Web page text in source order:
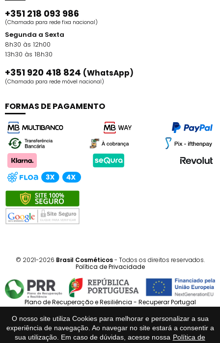
O nosso site utiliza Cookies para melhorar e personalizar a sua
experiência de navegação. Ao navegar no site estará a consentir a
sua utilização. Em caso de dúvidas, acesse nossa Política de
+351 218 093 986
(Chamada para rede fixa nacional)
Segunda a Sexta
8h30 às 12h00
13h30 às 18h30
+351 920 418 824 (WhatsApp)
(Chamada para rede móvel nacional)
FORMAS DE PAGAMENTO
© 2021-2026 Brasil Cosméticos- Todos os direitos reservados.
Política de Privacidade
Plano de Recuperação e Resiliência - Recuperar Portugal
Português Español